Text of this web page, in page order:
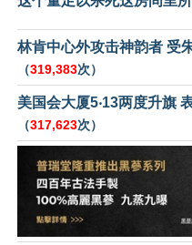
林肯中心外攻击神韵者 受
（319,383次）
美国会大厦5‧13两度升旗
（317,623次）